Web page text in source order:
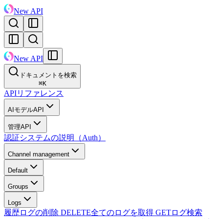
New API
New API
ドキュメントを検索
⌘K
APIリファレンス
AIモデルAPI
管理API
認証システムの説明（Auth）
Channel management
Default
Groups
Logs
履歴ログの削除 DELETE全てのログを取得 GETログ検索